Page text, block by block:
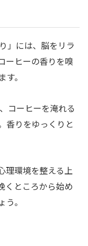
」には、脳をリラ
ーヒーの香りを嗅
。
コーヒーを淹れる
香りをゆっくりと
理環境を整える上
くところから始め
。